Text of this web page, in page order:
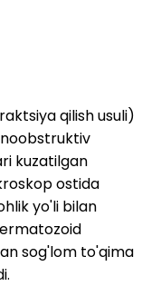
qilish usuli)
noobstruktiv
kuzatilgan
ostida
yo'li bilan
sog'lom to'qima